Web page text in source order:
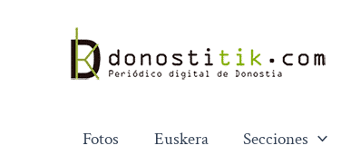
contenido
Fotos Euskera Secciones